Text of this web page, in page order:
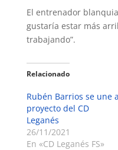
El entrenador
gustaría estar más
trabajando”.
Relacionado
Rubén Barrios se une
proyecto del CD
Leganés
26/11/2021
En «CD Leganés FS»